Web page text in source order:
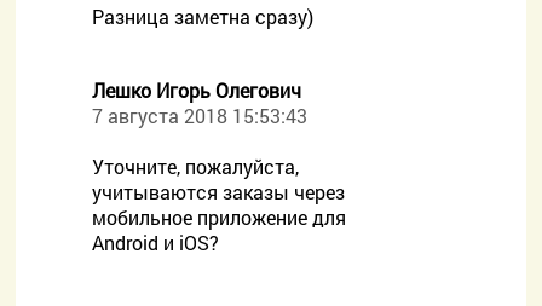
Разница заметна сразу)
Лешко Игорь Олегович
7 августа 2018 15:53:43
Уточните, пожалуйста,
учитываются заказы через
мобильное приложение для
Android и iOS?